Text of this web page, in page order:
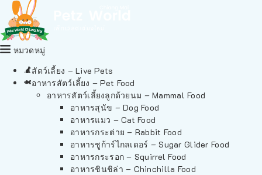
หมวดหมู่
สัตว์เลี้ยง – Live Pets
อาหารสัตว์เลี้ยง – Pet Food
อาหารสัตว์เลี้ยงลูกด้วยนม – Mammal Food
อาหารสุนัข – Dog Food
อาหารแมว – Cat Food
อาหารกระต่าย – Rabbit Food
อาหารชูก้าร์ไกลเดอร์ – Sugar Glider Food
อาหารกระรอก – Squirrel Food
อาหารชินชิล่า – Chinchilla Food